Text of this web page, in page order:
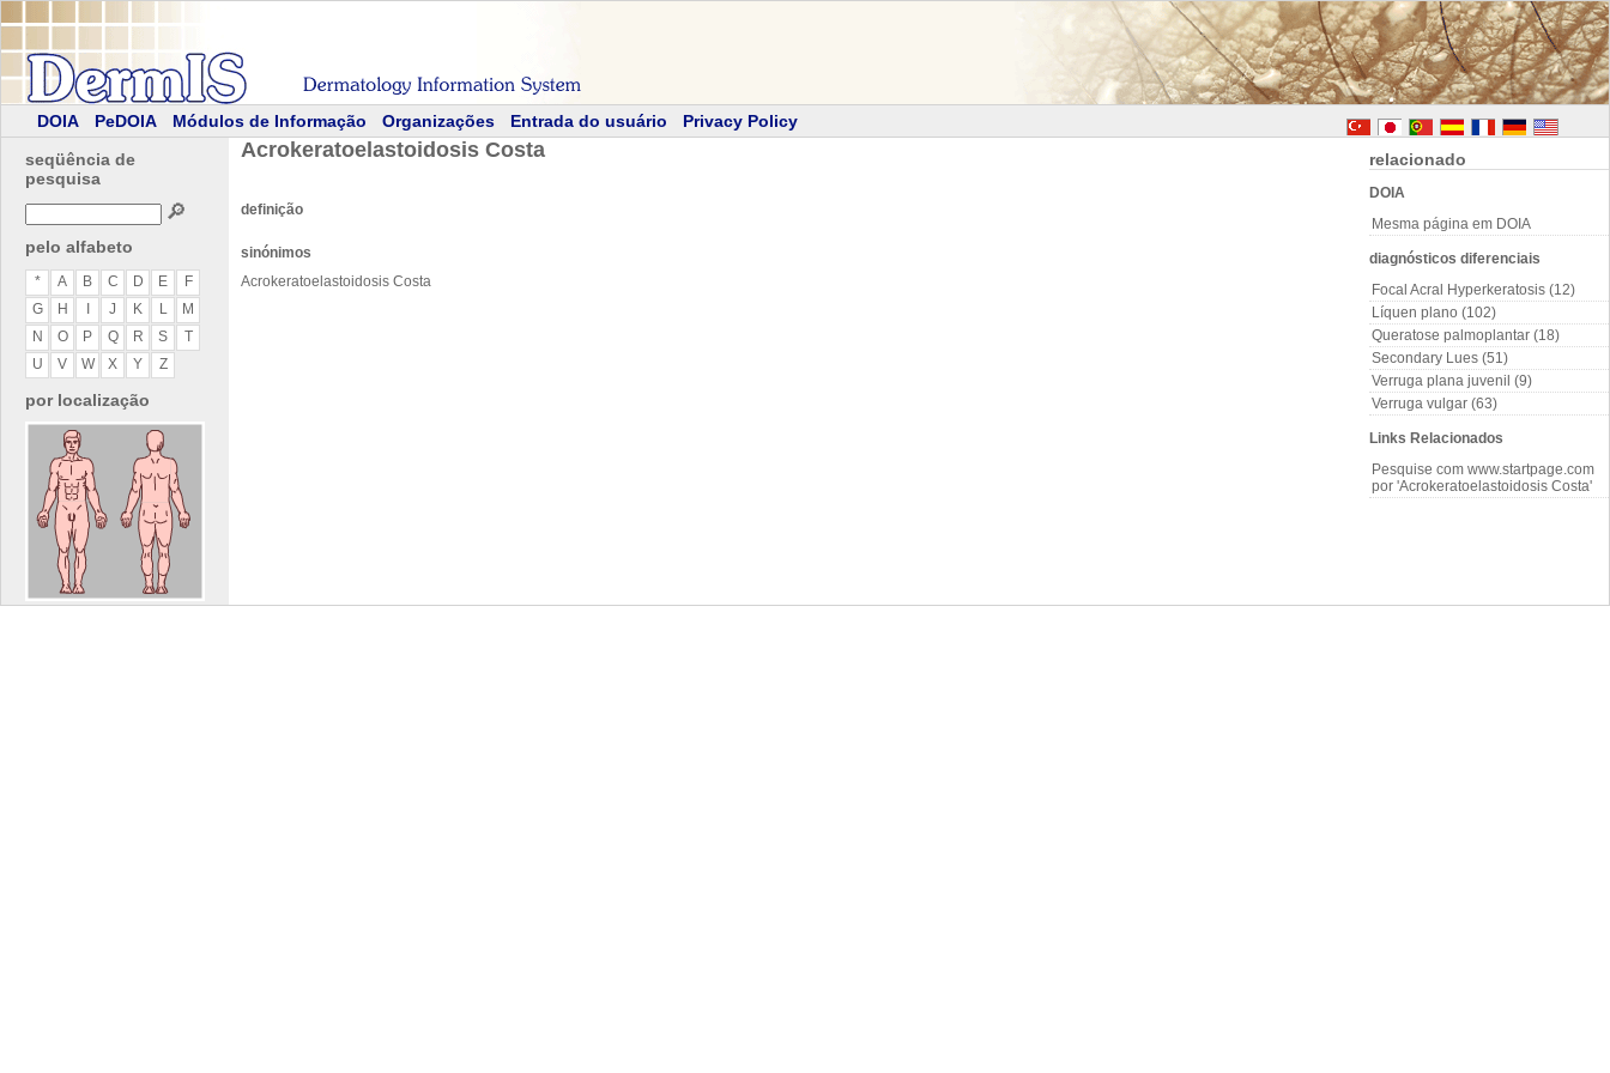
DOIA PeDOIA Módulos de Informação Organizações Entrada do usuário
Privacy Policy
seqüência de
pesquisa
🔎
pelo alfabeto
* A B C D E
F
G
H J K L
M
N
O P Q R S
T
U
V W X Y Z
por localização
relacionado
DOIA
Mesma página em DOIA
diagnósticos diferenciais
Focal Acral Hyperkeratosis (12)
Líquen plano (102)
Queratose palmoplantar (18)
Secondary Lues (51)
Verruga plana juvenil (9)
Verruga vulgar (63)
Links Relacionados
Pesquise com www.startpage.com
por 'Acrokeratoelastoidosis Costa'
Acrokeratoelastoidosis Costa
definição
sinónimos
Acrokeratoelastoidosis Costa